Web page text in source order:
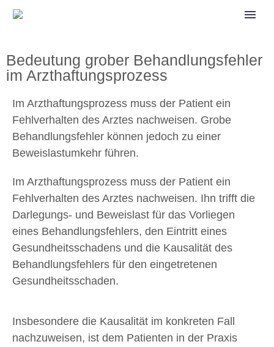
Bedeutung grober Behandlungsfehler
im Arzthaftungsprozess
Im Arzthaftungsprozess muss der Patient ein
Fehlverhalten des Arztes nachweisen. Grobe
Behandlungsfehler können jedoch zu einer
Beweislastumkehr führen.
Im Arzthaftungsprozess muss der Patient ein
Fehlverhalten des Arztes nachweisen. Ihn trifft die
Darlegungs- und Beweislast für das Vorliegen
eines Behandlungsfehlers, den Eintritt eines
Gesundheitsschadens und die Kausalität des
Behandlungsfehlers für den eingetretenen
Gesundheitsschaden.
Insbesondere die Kausalität im konkreten Fall
nachzuweisen, ist dem Patienten in der Praxis